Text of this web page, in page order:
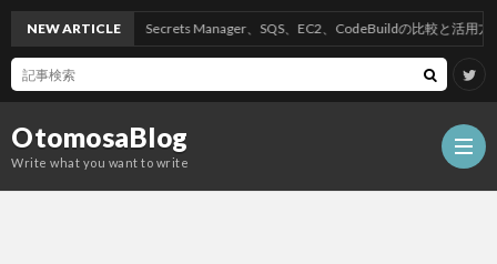
OtomosaBlog
Write what you want to write
NEW ARTICLEAWSのSecrets Manager、SQS、EC2、CodeBuildの比較と活用方法